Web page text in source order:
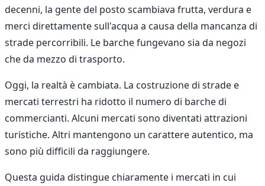
decenni, la gente del posto scambiava frutta, verdura e
merci direttamente sull'acqua a causa della mancanza di
strade percorribili. Le barche fungevano sia da negozi
che da mezzo di trasporto.
Oggi, la realtà è cambiata. La costruzione di strade e
mercati terrestri ha ridotto il numero di barche di
commercianti. Alcuni mercati sono diventati attrazioni
turistiche. Altri mantengono un carattere autentico, ma
sono più difficili da raggiungere.
Questa guida distingue chiaramente i mercati in cui